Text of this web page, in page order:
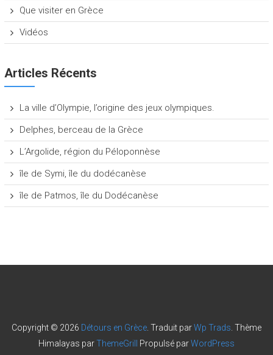
Que visiter en Grèce
Vidéos
Articles Récents
La ville d’Olympie, l’origine des jeux olympiques.
Delphes, berceau de la Grèce
L’Argolide, région du Péloponnèse
île de Symi, île du dodécanèse
île de Patmos, île du Dodécanèse
Copyright © 2026 Détours en Grèce. Traduit parWp Trads. Thème
Himalayas parThemeGrill Propulsé parWordPress